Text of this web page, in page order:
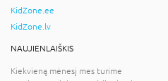
KidZone.ee
KidZone.lv
NAUJIENLAIŠKIS
Kiekvieną mėnesį mes turime